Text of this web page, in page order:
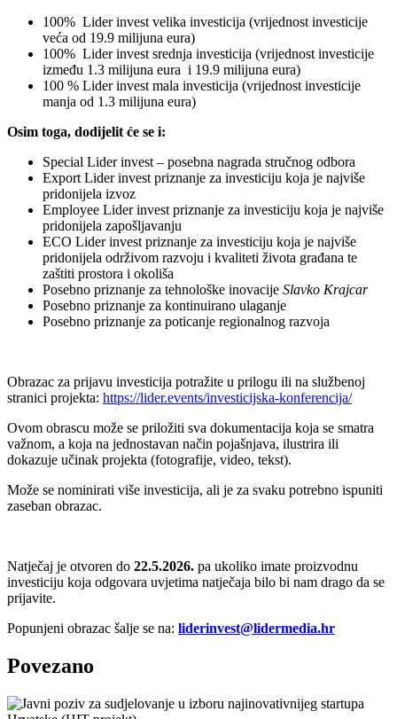
100% Lider invest velika investicija (vrijednost investicije
veća od 19.9 milijuna eura)
100% Lider invest srednja investicija (vrijednost investicije
između 1.3 milijuna eura i 19.9 milijuna eura)
100 % Lider invest mala investicija (vrijednost investicije
manja od 1.3 milijuna eura)
Osim toga, dodijelit će se i:
Special Lider invest – posebna nagrada stručnog odbora
Export Lider invest priznanje za investiciju koja je najviše
pridonijela izvoz
Employee Lider invest priznanje za investiciju koja je najviše
pridonijela zapošljavanju
ECO Lider invest priznanje za investiciju koja je najviše
pridonijela održivom razvoju i kvaliteti života građana te
zaštiti prostora i okoliša
Posebno priznanje za tehnološke inovacije Slavko Krajcar
Posebno priznanje za kontinuirano ulaganje
Posebno priznanje za poticanje regionalnog razvoja
Obrazac za prijavu investicija potražite u prilogu ili na službenoj
stranici projekta: https://lider.events/investicijska-konferencija/
Ovom obrascu može se priložiti sva dokumentacija koja se smatra
važnom, a koja na jednostavan način pojašnjava, ilustrira ili
dokazuje učinak projekta (fotografije, video, tekst).
Može se nominirati više investicija, ali je za svaku potrebno ispuniti
zaseban obrazac.
Natječaj je otvoren do 22.5.2026. pa ukoliko imate proizvodnu
investiciju koja odgovara uvjetima natječaja bilo bi nam drago da se
prijavite.
Popunjeni obrazac šalje se na: liderinvest@lidermedia.hr
Povezano